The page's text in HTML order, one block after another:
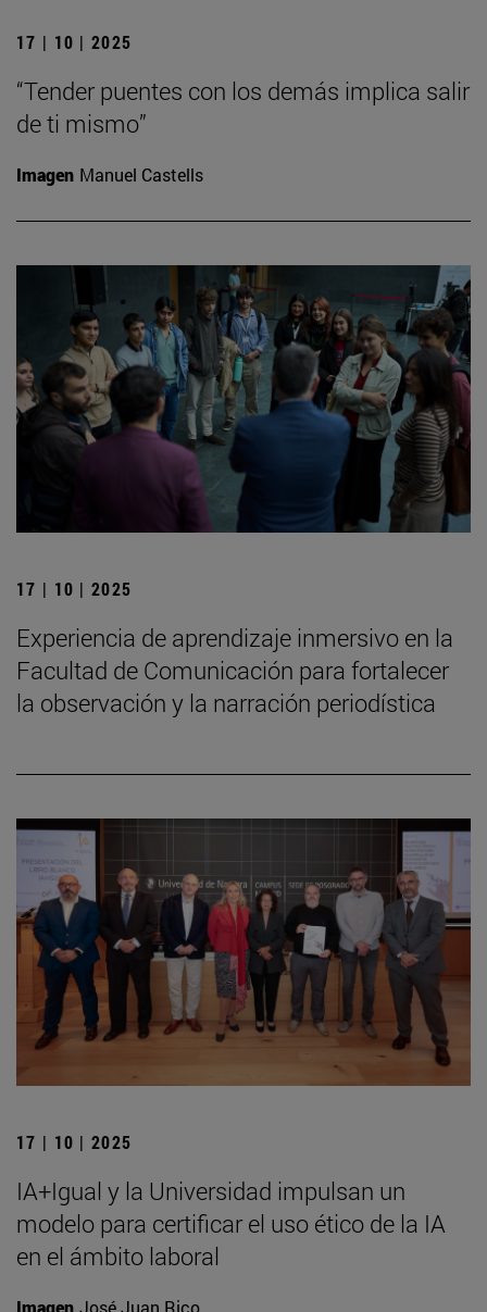
17 | 10 | 2025
“Tender puentes con los demás implica salir
de ti mismo”
Imagen Manuel Castells
17 | 10 | 2025
Experiencia de aprendizaje inmersivo en la
Facultad de Comunicación para fortalecer
la observación y la narración periodística
17 | 10 | 2025
IA+Igual y la Universidad impulsan un
modelo para certificar el uso ético de la IA
en el ámbito laboral